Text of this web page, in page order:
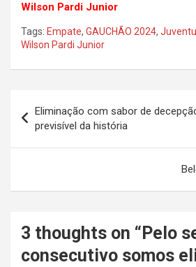
Wilson Pardi Junior
Tags: Empate, GAUCHÃO 2024,
Wilson Pardi Junior
de
Post
Eliminação com sabor de
previsível da história
3 thoughts on “ Pelo
consecutivo somos